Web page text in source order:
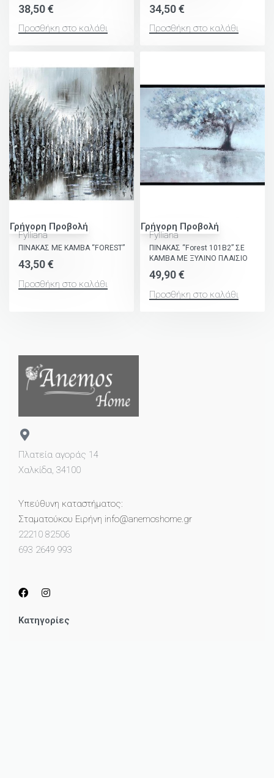
38,50€
Προσθήκη στο καλάθι
34,50€
Προσθήκη στο καλάθι
Γρήγορη Προβολή
Fylliana
ΠΙΝΑΚΑΣ ΜΕ ΚΑΜΒΑ “FOREST”
43,50€
Προσθήκη στο καλάθι
Γρήγορη Προβολή
Fylliana
ΠΙΝΑΚΑΣ “Forest 101Β2” ΣΕ
ΚΑΜΒΑ ΜΕ ΞΥΛΙΝΟ ΠΛΑΙΣΙΟ
49,90€
Προσθήκη στο καλάθι
Πλατεία αγοράς 14
Χαλκίδα, 34100
Υπεύθυνη καταστήματος:
Σταματούκου Ειρήνη info@anemoshome.gr
22210 82506
693 2649 993
Κατηγορίες